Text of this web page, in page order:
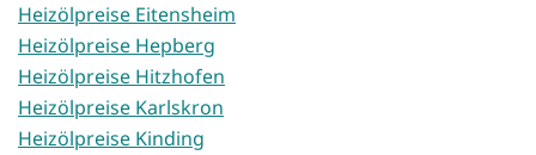
Heizölpreise Eitensheim
Heizölpreise Hepberg
Heizölpreise Hitzhofen
Heizölpreise Karlskron
Heizölpreise Kinding